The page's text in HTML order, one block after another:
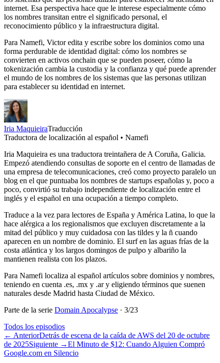
internet. Esa perspectiva hace que le interese especialmente cómo
los nombres transitan entre el significado personal, el
reconocimiento público y la infraestructura digital.
Para Namefi, Victor edita y escribe sobre los dominios como una
forma perdurable de identidad digital: cómo los nombres se
convierten en activos onchain que se pueden poseer, cómo la
tokenización cambia la custodia y la confianza y qué puede aprender
el mundo de los nombres de los sistemas que las personas utilizan
para establecer su identidad en internet.
Iria MaquieiraTraducción
Traductora de localización al español • Namefi
Iria Maquieira es una traductora treintañera de A Coruña, Galicia.
Empezó atendiendo consultas de soporte en el centro de llamadas de
una empresa de telecomunicaciones, creó como proyecto paralelo un
blog en el que puntuaba los nombres de startups españolas y, poco a
poco, convirtió su trabajo independiente de localización entre el
inglés y el español en una ocupación a tiempo completo.
Traduce a la vez para lectores de España y América Latina, lo que la
hace alérgica a los regionalismos que excluyen discretamente a la
mitad del público y muy cuidadosa con las tildes y la ñ cuando
aparecen en un nombre de dominio. El surf en las aguas frías de la
costa atlántica y los largos domingos de pulpo y albariño la
mantienen realista con los plazos.
Para Namefi localiza al español artículos sobre dominios y nombres,
teniendo en cuenta .es, .mx y .ar y eligiendo términos que suenen
naturales desde Madrid hasta Ciudad de México.
Parte de la serie Domain Apocalypse · 3/23
Todos los episodios
← AnteriorDetrás de escena de la caída de AWS del 20 de octubre
de 2025Siguiente →El Minuto de $12: Cuando Alguien Compró
Google.com en Silencio